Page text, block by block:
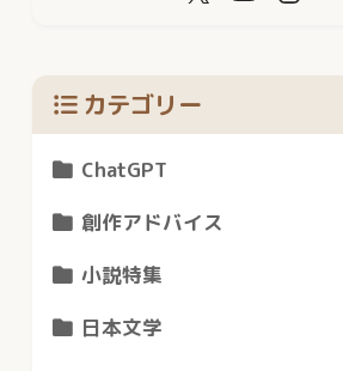
カテゴリー
ChatGPT
創作アドバイス
小説特集
日本文学